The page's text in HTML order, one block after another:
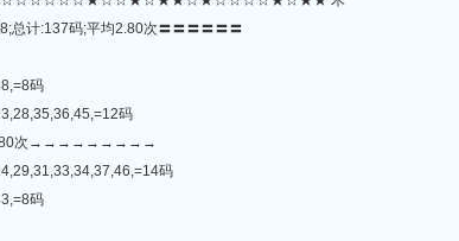
总计:137码;平均2.80次〓〓〓〓〓〓
码
码
次→→→→→→→→→
码
码